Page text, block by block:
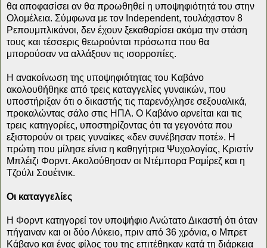
θα αποφασίσει αν θα προωθηθεί η υποψηφιότητά του στην
Ολομέλεια. Σύμφωνα με τον Independent, τουλάχιστον 8
Ρεπουμπλικάνοι, δεν έχουν ξεκαθαρίσει ακόμα την στάση
τους και τέσσερις θεωρούνται πρόσωπα που θα
μπορούσαν να αλλάξουν τις ισορροπίες.
Η ανακοίνωση της υποψηφιότητας του Καβάνο
ακολουθήθηκε από τρεις καταγγελίες γυναικών, που
υποστήριξαν ότι ο δικαστής τις παρενόχλησε σεξουαλικά,
προκαλώντας σάλο στις ΗΠΑ. Ο Καβάνο αρνείται και τις
τρεις κατηγορίες, υποστηρίζοντας ότι τα γεγονότα που
εξιστορούν οι τρεις γυναίκες «δεν συνέβησαν ποτέ». Η
πρώτη που μίλησε είνια η καθηγήτρια Ψυχολογίας, Κριστίν
Μπλέιζι Φορντ. Ακολούθησαν οι Ντέμπορα Ραμίρεζ και η
Τζούλι Σουέτνικ.
Οι καταγγελίες
Η Φορντ κατηγορεί τον υποψήφιο Ανώτατο Δικαστή ότι όταν
πήγαιναν και οι δύο Λύκειο, πριν από 36 χρόνια, ο Μπρετ
Κάβανο και ένας φίλος του της επιτέθηκαν κατά τη διάρκεια